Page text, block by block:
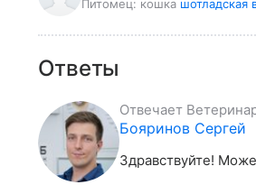
Питомец: кошка шотладская
Ответы
Отвечает
Бояринов Сергей
Здравствуйте!